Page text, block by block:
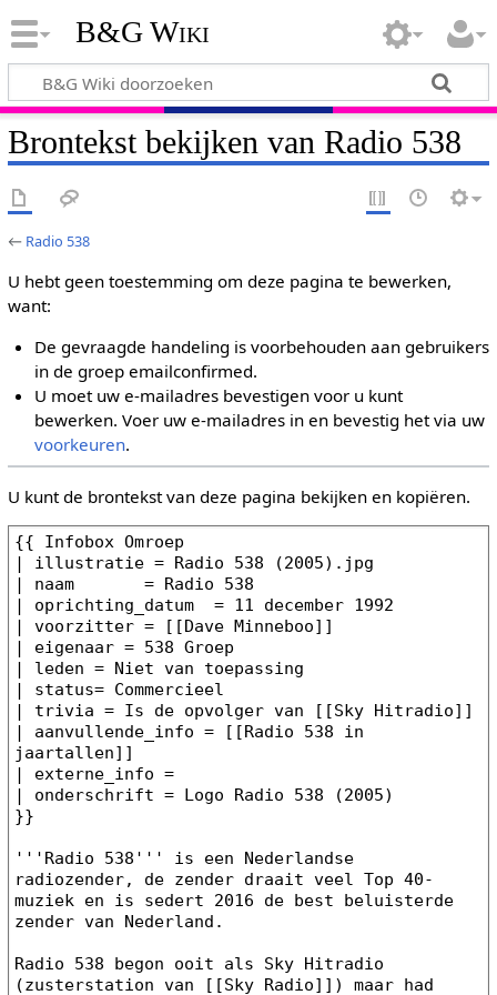
B&G Wiki
Brontekst bekijken van Radio 538
← Radio 538
U hebt geen toestemming om deze pagina te bewerken,
want:
De gevraagde handeling is voorbehouden aan gebruikers
in de groep emailconfirmed.
U moet uw e-mailadres bevestigen voor u kunt
bewerken. Voer uw e-mailadres in en bevestig het via uw
voorkeuren.
U kunt de brontekst van deze pagina bekijken en kopiëren.